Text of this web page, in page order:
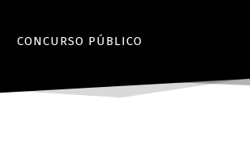
CONCURSO PÚBLICO